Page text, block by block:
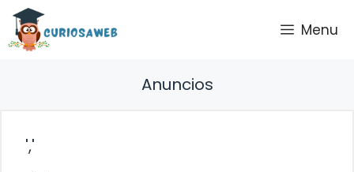
Saltar
contenido
Menu
Anuncios
','